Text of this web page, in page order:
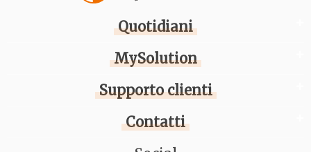
Quotidiani
MySolution
Supporto clienti
Contatti